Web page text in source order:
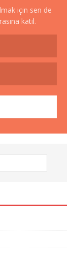
için sen de
katıl.